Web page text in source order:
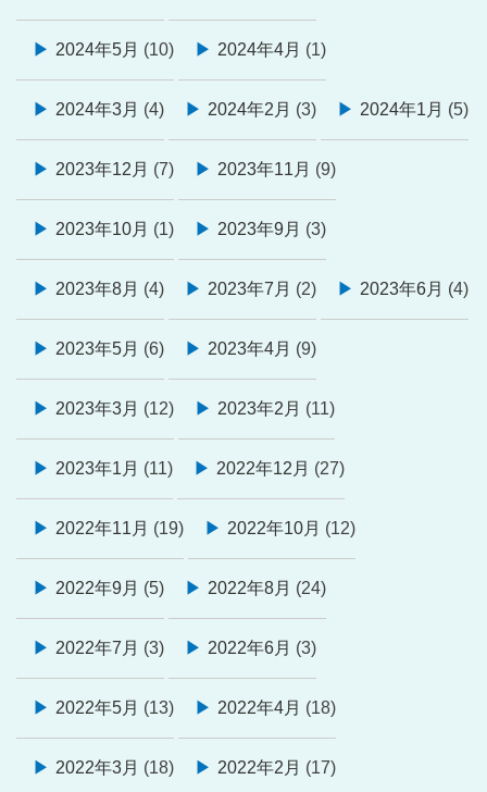
2024年5月 (10) 2024年4月 (1)
2024年3月 (4) 2024年2月 (3) 2024年1月 (5)
2023年12月 (7) 2023年11月 (9)
2023年10月 (1) 2023年9月 (3)
2023年8月 (4) 2023年7月 (2) 2023年6月 (4)
2023年5月 (6) 2023年4月 (9)
2023年3月 (12) 2023年2月 (11)
2023年1月 (11) 2022年12月 (27)
2022年11月 (19) 2022年10月 (12)
2022年9月 (5) 2022年8月 (24)
2022年7月 (3) 2022年6月 (3)
2022年5月 (13) 2022年4月 (18)
2022年3月 (18) 2022年2月 (17)